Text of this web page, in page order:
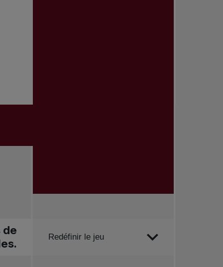
Trier par
Redéfinir le jeu